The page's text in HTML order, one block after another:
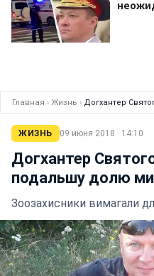
Главная › Жизнь › Догхантер
ЖИЗНЬ 09 июня 2018 · 14:10
Догхантер
подальшу долю
Зоозахисники вимагали